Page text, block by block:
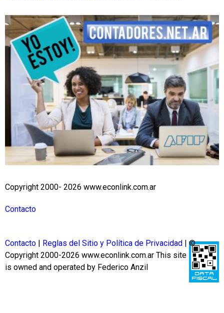
Copyright 2000- 2026 www.econlink.com.ar
Contacto
Contacto | Reglas del Sitio y Política de Privacidad | ©
Copyright 2000-2026 www.econlink.com.ar This site
is owned and operated by Federico Anzil